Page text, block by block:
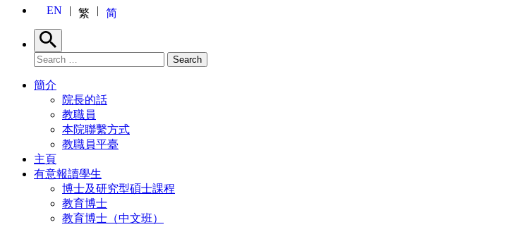
EN 繁 简
Search
Search for: Search
簡介
院長的話
教職員
本院聯繫方式
教職員平臺
主頁
有意報讀學生
博士及研究型碩士課程
教育博士
教育博士（中文班）